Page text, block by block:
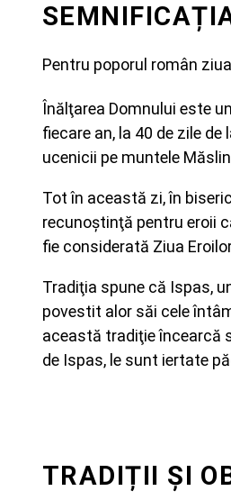
Pentru poporul român
Înălţarea Domnului este
fiecare an, la 40 de zile
ucenicii pe muntele
Tot în această zi, în
recunoştinţă pentru eroii
fie considerată Ziua
Tradiţia spune că Ispas,
povestit alor săi cele
această tradiţie încearcă
de Ispas, le sunt iertate
TRADIȚII ȘI